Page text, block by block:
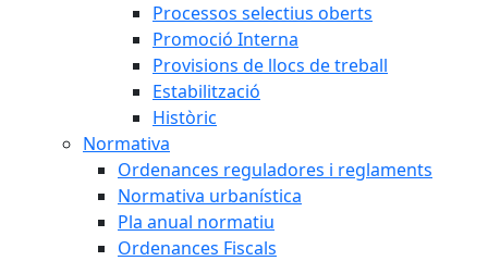
Processos selectius oberts
Promoció Interna
Provisions de llocs de treball
Estabilització
Històric
Normativa
Ordenances reguladores i reglaments
Normativa urbanística
Pla anual normatiu
Ordenances Fiscals